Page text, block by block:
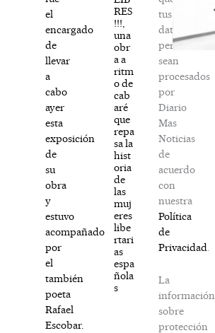
el
encargado
de
llevar
a
cabo
ayer
esta
exposición
de
su
obra
y
estuvo
acompañado
por
el
también
poeta
Rafael
Escobar.
RES
!!!,
una
obr
a a
ritm
o de
cab
aré
que
repa
sa la
hist
oria
de
las
muj
eres
libe
rtari
as
espa
ñola
s
tus
datos
personales
sean
procesados
por
Diario
Mas
Noticias
de
acuerdo
con
nuestra
Política
de
Privacidad
La
información
sobre
protección